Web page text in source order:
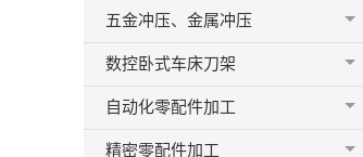
五金冲压、金属冲压
数控卧式车床刀架
自动化零配件加工
精密零配件加工